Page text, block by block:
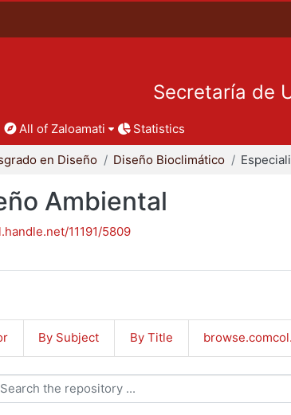
Secretaría de
All of Zaloamati Statistics
en Diseño Diseño Bioclimático
Ambiental
11191/5809
By Subject By Title